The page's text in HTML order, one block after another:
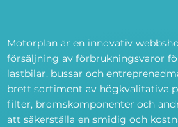
Motorplan är en innovativ
försäljning av förbrukningsvaror
lastbilar, bussar och
brett sortiment av högkvalitativa
filter, bromskomponenter och
att säkerställa en smidig och